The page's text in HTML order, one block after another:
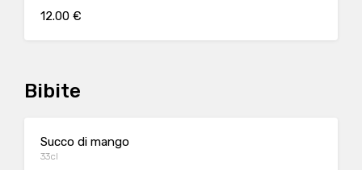
12.00 €
Bibite
Succo di mango
33cl